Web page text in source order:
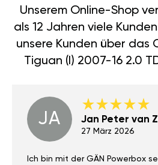
Unserem Online-Shop
als 12 Jahren viele
unsere Kunden über das
Tiguan (I) 2007-16 2.0
JA Jan Peter van
27 März 2026
Ich bin mit der GÄN Powerbox